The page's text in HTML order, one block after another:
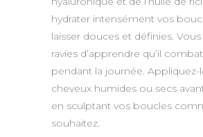
hydrater intensément vos
laisser douces et définies. Vous
ravies d’apprendre qu’il
pendant la journée. Appliquez-
cheveux humides ou secs
en sculptant vos boucles
souhaitez.